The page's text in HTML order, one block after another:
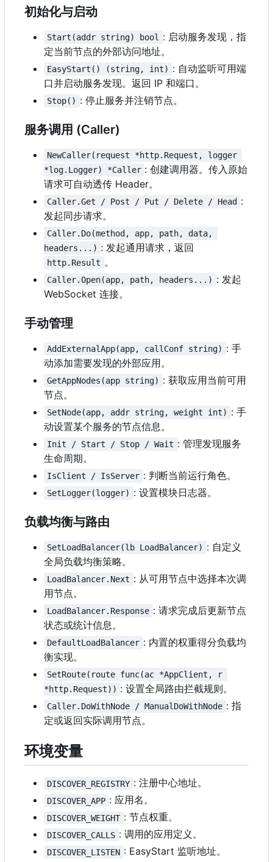
初始化与启动
Start(addr string) bool
: 启动服务发现，指
定当前节点的外部访问地址。
EasyStart() (string, int) : 自动监听可用端
口并启动服务发现。返回 IP 和端口。
Stop() : 停止服务并注销节点。
服务调用 (Caller)
NewCaller(request *http.Request, logger
*log.Logger) *Caller : 创建调用器。传入原始
请求可自动透传 Header。
Caller.Get / Post / Put / Delete / Head :
发起同步请求。
Caller.Do(method, app, path, data,
headers...) : 发起通用请求，返回
http.Result 。
Caller.Open(app, path, headers...) : 发起
WebSocket 连接。
手动管理
AddExternalApp(app, callConf string) : 手
动添加需要发现的外部应用。
GetAppNodes(app string) : 获取应用当前可用
节点。
SetNode(app, addr string, weight int) : 手
动设置某个服务的节点信息。
Init / Start / Stop / Wait : 管理发现服务
生命周期。
IsClient / IsServer : 判断当前运行角色。
SetLogger(logger) : 设置模块日志器。
负载均衡与路由
SetLoadBalancer(lb LoadBalancer) : 自定义
全局负载均衡策略。
LoadBalancer.Next : 从可用节点中选择本次调
用节点。
LoadBalancer.Response : 请求完成后更新节点
状态或统计信息。
DefaultLoadBalancer : 内置的权重得分负载均
衡实现。
SetRoute(route func(ac *AppClient, r
*http.Request)) : 设置全局路由拦截规则。
Caller.DoWithNode / ManualDoWithNode : 指
定或返回实际调用节点。
环境变量
DISCOVER_REGISTRY : 注册中心地址。
DISCOVER_APP : 应用名。
DISCOVER_WEIGHT : 节点权重。
DISCOVER_CALLS : 调用的应用定义。
DISCOVER_LISTEN : EasyStart 监听地址。